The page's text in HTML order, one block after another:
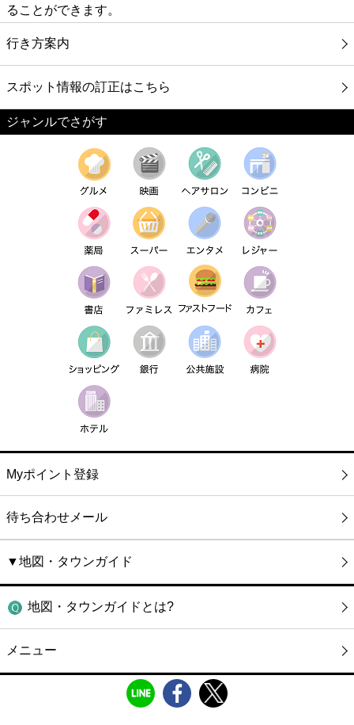
ることができます。
行き方案内
スポット情報の訂正はこちら
ジャンルでさがす
Myポイント登録
待ち合わせメール
▼地図・タウンガイド
地図・タウンガイドとは?
メニュー